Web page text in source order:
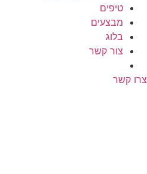
טיפים
מבצעים
בלוג
צור קשר
צרו קשר